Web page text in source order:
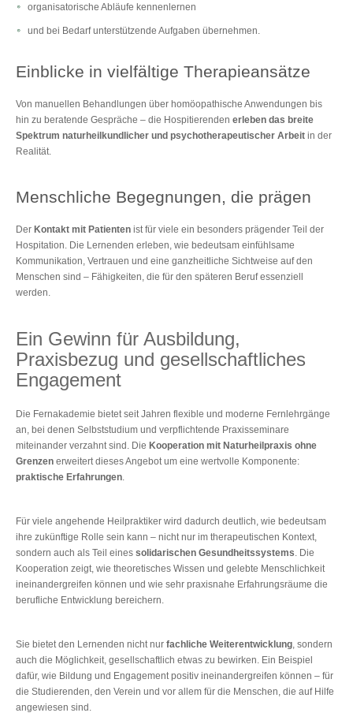
organisatorische Abläufe kennenlernen
und bei Bedarf unterstützende Aufgaben übernehmen.
Einblicke in vielfältige Therapieansätze
Von manuellen Behandlungen über homöopathische Anwendungen bis
hin zu beratende Gespräche – die Hospitierenden erleben das breite
Spektrum naturheilkundlicher und psychotherapeutischer Arbeit in der
Realität.
Menschliche Begegnungen, die prägen
Der Kontakt mit Patienten ist für viele ein besonders prägender Teil der
Hospitation. Die Lernenden erleben, wie bedeutsam einfühlsame
Kommunikation, Vertrauen und eine ganzheitliche Sichtweise auf den
Menschen sind – Fähigkeiten, die für den späteren Beruf essenziell
werden.
Ein Gewinn für Ausbildung,
Praxisbezug und gesellschaftliches
Engagement
Die Fernakademie bietet seit Jahren flexible und moderne Fernlehrgänge
an, bei denen Selbststudium und verpflichtende Praxisseminare
miteinander verzahnt sind. Die Kooperation mit Naturheilpraxis ohne
Grenzen erweitert dieses Angebot um eine wertvolle Komponente:
praktische Erfahrungen
Für viele angehende Heilpraktiker wird dadurch deutlich, wie bedeutsam
ihre zukünftige Rolle sein kann – nicht nur im therapeutischen Kontext,
sondern auch als Teil eines solidarischen Gesundheitssystems . Die
Kooperation zeigt, wie theoretisches Wissen und gelebte Menschlichkeit
ineinandergreifen können und wie sehr praxisnahe Erfahrungsräume die
berufliche Entwicklung bereichern.
Sie bietet den Lernenden nicht nur fachliche Weiterentwicklung , sondern
auch die Möglichkeit, gesellschaftlich etwas zu bewirken. Ein Beispiel
dafür, wie Bildung und Engagement positiv ineinandergreifen können – für
die Studierenden, den Verein und vor allem für die Menschen, die auf Hilfe
angewiesen sind.